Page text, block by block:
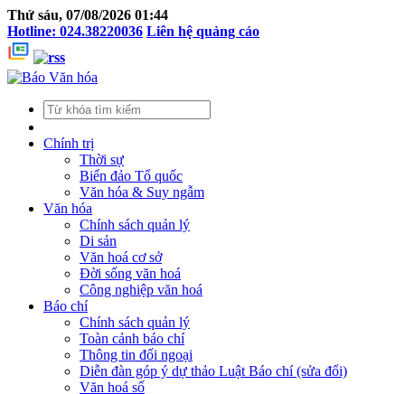
Thứ sáu, 07/08/2026 01:44
Hotline: 024.38220036 Liên hệ quảng cáo
Chính trị
Thời sự
Biển đảo Tổ quốc
Văn hóa & Suy ngẫm
Văn hóa
Chính sách quản lý
Di sản
Văn hoá cơ sở
Đời sống văn hoá
Công nghiệp văn hoá
Báo chí
Chính sách quản lý
Toàn cảnh báo chí
Thông tin đối ngoại
Diễn đàn góp ý dự thảo Luật Báo chí (sửa đổi)
Văn hoá số